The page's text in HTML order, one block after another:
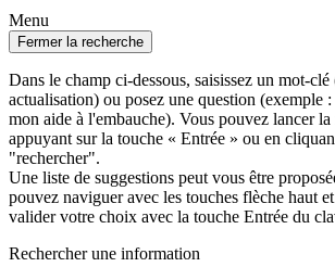
Menu
Fermer la recherche
Dans le champ ci-dessous, saisissez un mot-clé
actualisation) ou posez une question (exemple
mon aide à l'embauche). Vous pouvez lancer la
appuyant sur la touche « Entrée » ou en
"rechercher".
Une liste de suggestions peut vous être
pouvez naviguer avec les touches flèche haut
valider votre choix avec la touche Entrée du
Rechercher une information